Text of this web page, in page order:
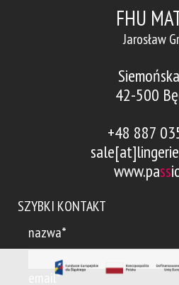
FHU
Jarosław
42-500
+48 887
www.pass
SZYBKI KONTAKT
nazwa*
email*